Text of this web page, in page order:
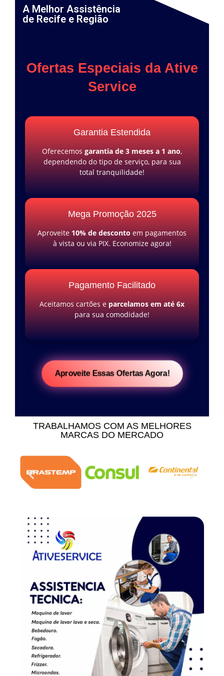
A Melhor Assistência
de Recife e Região
Ofertas Especiais da Ative
Service
Garantia Estendida
Oferecemos garantia de 3 meses a 1 ano,
dependendo do tipo de serviço, para sua
total tranquilidade!
Mega Promoção 2025
Aproveite 10% de desconto em pagamentos
à vista ou via PIX. Economize agora!
Pagamento Facilitado
Aceitamos cartões e parcelamos em até 6x
para sua comodidade!
Aproveite Essas Ofertas Agora!
TRABALHAMOS COM AS MELHORES
MARCAS DO MERCADO